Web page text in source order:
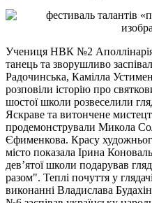
Учениця НВК №2
танець та зворушливо
Радочинська, Камілла
розповіли історію про
шостої школи розвеселили
Яскраве та витончене
продемонстрували Микола
Єфименкова. Красу
місто показала Ірина
дев’ятої школи подарував
разом". Теплі почуття у
виконанні Владислава